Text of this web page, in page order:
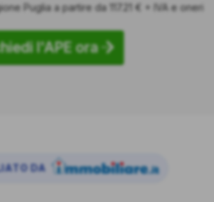
Puglia a partire da 117.21 € + IVA e oneri
l'APE ora
DA